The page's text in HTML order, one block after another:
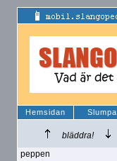
Hemsidan Slumpa
bläddra!
peppen